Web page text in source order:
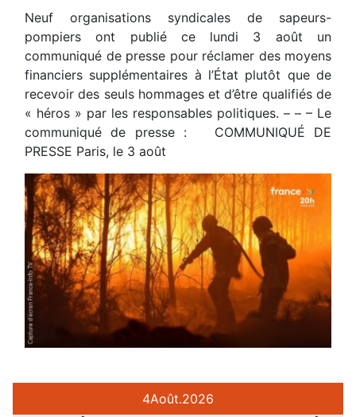
Neuf organisations syndicales de sapeurs-
pompiers ont publié ce lundi 3 août un
communiqué de presse pour réclamer des moyens
financiers supplémentaires à l’État plutôt que de
recevoir des seuls hommages et d’être qualifiés de
« héros » par les responsables politiques. – – – Le
communiqué de presse : COMMUNIQUÉ DE
PRESSE Paris, le 3 août
4Août.2026